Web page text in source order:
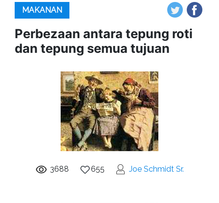
MAKANAN
Perbezaan antara tepung roti
dan tepung semua tujuan
3688 655 Joe Schmidt Sr.